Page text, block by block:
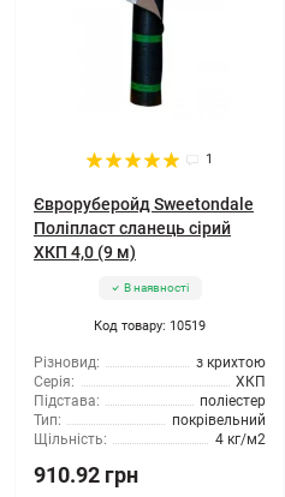
1
Євроруберойд Sweetondale
Поліпласт сланець сірий
ХКП 4,0 (9 м)
В наявності
Код товару: 10519
Різновид:
з крихтою
Серія:
ХКП
Підстава:
поліестер
Тип:
покрівельний
Щільність:
4 кг/м2
910.92 грн